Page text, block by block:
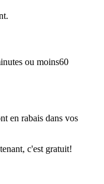
ou moins60
en rabais dans vos
c'est gratuit!